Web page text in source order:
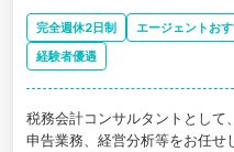
完全週休2日制 エージェントお
経験者優遇
税務会計コンサルタントとして
申告業務、経営分析等をお任せ